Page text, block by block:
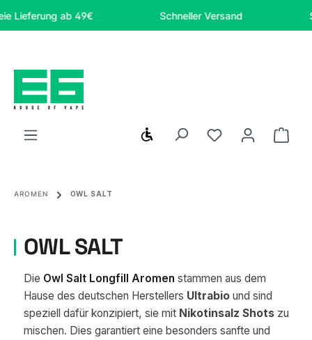
Zum Hauptinhalt springen
ab 49€ Schneller Versand Sicher
Werkzeugleiste anzeigen
Du hast 0
AROMEN OWL SALT
OWL SALT
Die Owl Salt Longfill Aromen stammen aus dem
Hause des deutschen Herstellers Ultrabiound sind
speziell dafür konzipiert, sie mit Nikotinsalz Shotszu
mischen. Dies garantiert eine besonders sanfte und